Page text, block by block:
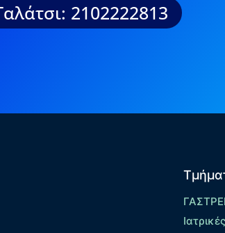
2102222813